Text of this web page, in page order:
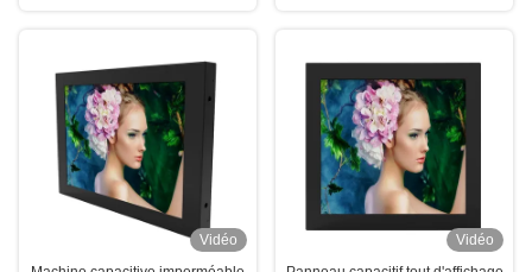
Vidéo
Vidéo